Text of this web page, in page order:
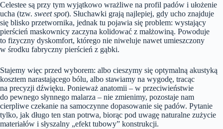
Celestee są przy tym wyjątkowo wrażliwe na profil padów i ułożenie
ucha (tzw. sweet spot). Słuchawki grają najlepiej, gdy ucho znajduje
się blisko przetwornika, jednak tu pojawia się problem: wystający
pierścień maskownicy zaczyna kolidować z małżowiną. Powoduje
to fizyczny dyskomfort, którego nie niweluje nawet umieszczony
w środku fabryczny pierścień z gąbki.
Stajemy więc przed wyborem: albo cieszymy się optymalną akustyką
kosztem narastającego bólu, albo stawiamy na wygodę, tracąc
na precyzji dźwięku. Ponieważ anatomii – w przeciwieństwie
do pewnego słynnego malarza – nie zmienimy, pozostaje nam
cierpliwe czekanie na samoczynne dopasowanie się padów. Pytanie
tylko, jak długo ten stan potrwa, biorąc pod uwagę naturalne zużycie
materiałów i słyszalny „efekt tubowy” konstrukcji.